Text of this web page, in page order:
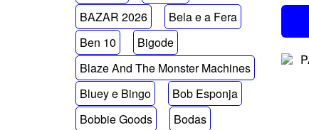
BAZAR 2026
Bela e a Fera
Ben 10
Bigode
Blaze And The Monster Machines
Bluey e Bingo
Bob Esponja
Bobbie Goods
Bodas